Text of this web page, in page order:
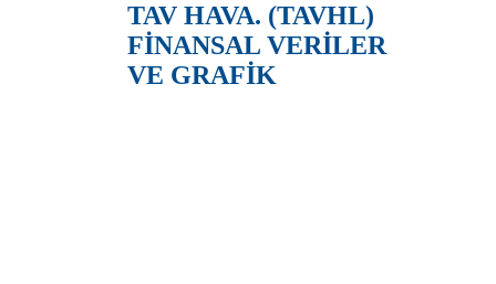
TAV HAVA. (TAVHL)
FİNANSAL VERİLER
VE GRAFİK